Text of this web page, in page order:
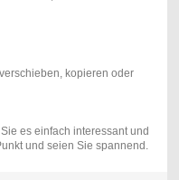
kopieren oder
es einfach interessant und
und seien Sie spannend.